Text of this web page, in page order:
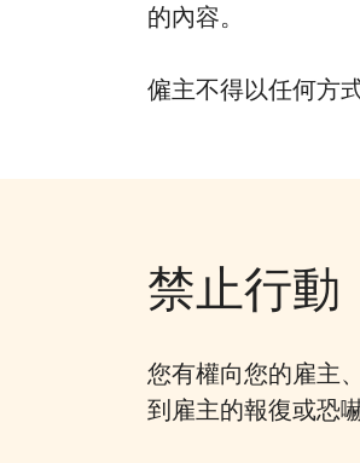
的內容。
僱主不得以任何方
禁止行動
您有權向您的雇主
到雇主的報復或恐